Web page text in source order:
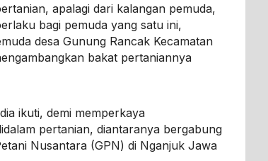
apalagi dari kalangan pemuda,
bagi pemuda yang satu ini,
desa Gunung Rancak Kecamatan
bakat pertaniannya
ikuti, demi memperkaya
pertanian, diantaranya bergabung
Nusantara (GPN) di Nganjuk Jawa